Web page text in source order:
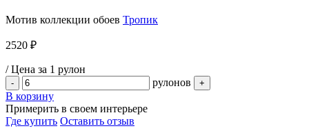
Мотив коллекции обоев Тропик
2520 ₽
/ Цена за 1 рулон
- рулонов +
В корзину
Примерить в своем интерьере
Где купить Оставить отзыв